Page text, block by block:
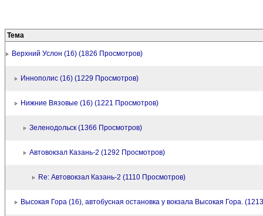
Тема
Верхний Услон (16) (1826 Просмотров)
Иннополис (16) (1229 Просмотров)
Нижние Вязовые (16) (1221 Просмотров)
Зеленодольск (1366 Просмотров)
Автовокзал Казань-2 (1292 Просмотров)
Re: Автовокзал Казань-2 (1110 Просмотров)
Высокая Гора (16), автобусная остановка у вокзала Высокая Гора.